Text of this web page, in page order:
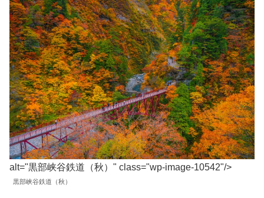
alt="黒部峡谷鉄道（秋）" class="wp-image-10542"/>
黒部峡谷鉄道（秋）